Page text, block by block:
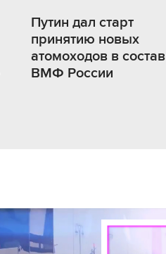
Путин дал старт
принятию новых
атомоходов в состав
ВМФ России